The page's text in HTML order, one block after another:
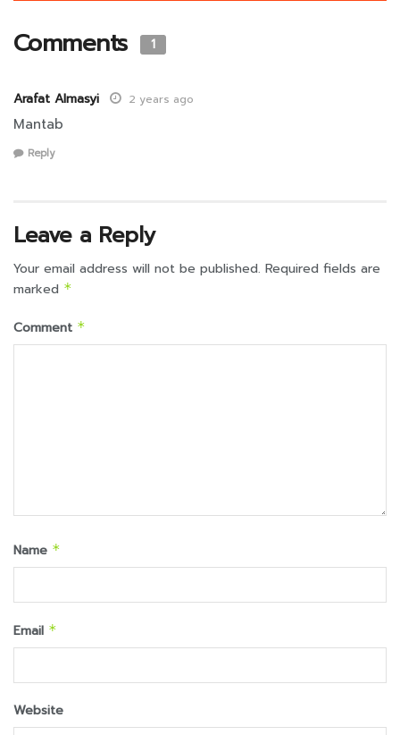
Comments 1
Arafat Almasyi 2 years ago
Mantab
Reply
Leave a Reply
Your email address will not be published. Required fields are
marked *
Comment *
Name *
Email *
Website